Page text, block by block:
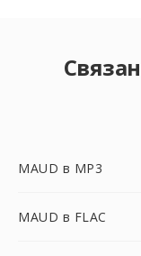
MAUD в MP3
MAUD в FLAC